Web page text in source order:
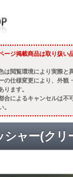
ージ掲載商品は取り扱い
は閲覧環境により実際と
の仕様変更により、外観
ります。
合によるキャンセルは不
。